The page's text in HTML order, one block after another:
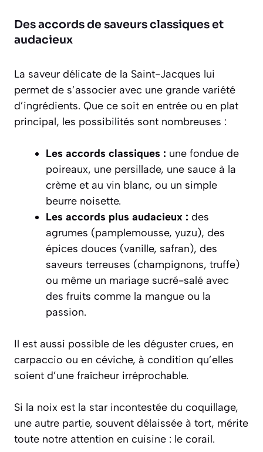
Des accords de saveurs classiques et
audacieux
La saveur délicate de la Saint-Jacques lui
permet de s’associer avec une grande variété
d’ingrédients. Que ce soit en entrée ou en plat
principal, les possibilités sont nombreuses :
Les accords classiques : une fondue de
poireaux, une persillade, une sauce à la
crème et au vin blanc, ou un simple
beurre noisette.
Les accords plus audacieux : des
agrumes (pamplemousse, yuzu), des
épices douces (vanille, safran), des
saveurs terreuses (champignons, truffe)
ou même un mariage sucré-salé avec
des fruits comme la mangue ou la
passion.
Il est aussi possible de les déguster crues, en
carpaccio ou en céviche, à condition qu’elles
soient d’une fraîcheur irréprochable.
Si la noix est la star incontestée du coquillage,
une autre partie, souvent délaissée à tort, mérite
toute notre attention en cuisine : le corail.